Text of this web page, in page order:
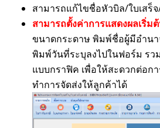
สามารถแก้ไขชื่อหัวบิล/ใบเสร็
สามารถตั้งค่าการแสดงผลเริ่ม
ขนาดกระดาษ พิมพ์ชื่อผู้มีอำนา
พิมพ์วันที่ระบุลงไปในฟอร์ม รว
แบบกราฟิค เพื่อให้สะดวกต่อก
ทำการจัดส่งให้ลูกค้าได้